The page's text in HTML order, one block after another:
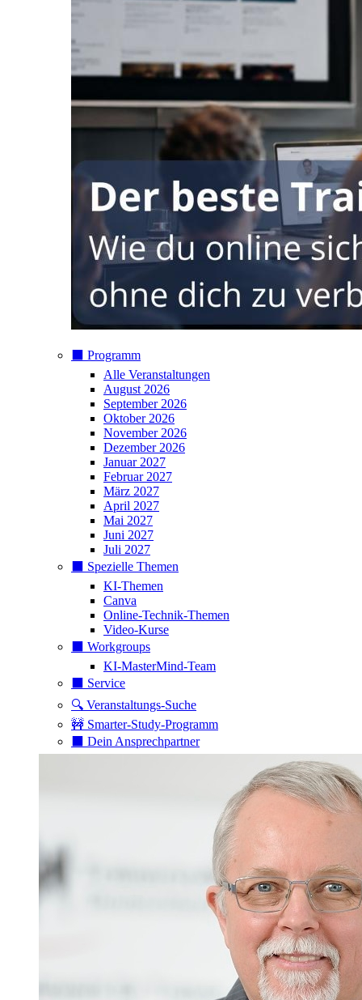
⬛️ Programm
Alle Veranstaltungen
August 2026
September 2026
Oktober 2026
November 2026
Dezember 2026
Januar 2027
Februar 2027
März 2027
April 2027
Mai 2027
Juni 2027
Juli 2027
⬛️ Spezielle Themen
KI-Themen
Canva
Online-Technik-Themen
Video-Kurse
⬛️ Workgroups
KI-MasterMind-Team
⬛️ Service
🔍 Veranstaltungs-Suche
🚧 Smarter-Study-Programm
⬛️ Dein Ansprechpartner